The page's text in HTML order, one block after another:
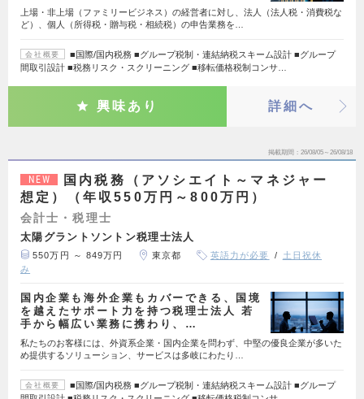
上場・非上場（ファミリービジネス）の経営者に対し、法人（法人税・消費税な
ど）、個人（所得税・贈与税・相続税）の申告業務を…
会社概要
■国際/国内税務 ■グループ税制・連結納税スキーム設計 ■グループ
間取引設計 ■税務リスク・スクリーニング ■移転価格税制コンサ…
興味あり 詳細へ
掲載期間 26/08/05～26/08/18
NEW
国内税務（アソシエイト～マネジャー
想定）（年収550万円～800万円）
会計士・税理士
太陽グラントソントン税理士法人
550万円 ～ 849万円 東京都 英語力が必要
土日祝休
み
国内企業も海外企業もカバーできる、国境
を越えたサポート力を持つ税理士法人 若
手から幅広い業務に携わり、…
私たちのお客様には、外資系企業・国内企業を問わず、中堅の優良企業が多いた
め提供するソリューション、サービスは多岐にわたり…
会社概要
■国際/国内税務 ■グループ税制・連結納税スキーム設計 ■グループ